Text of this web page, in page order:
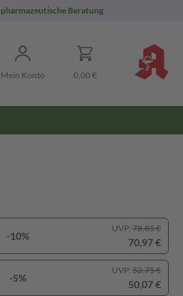
pharmazeutische Beratung
Mein Konto 0,00 €
-10%
UVP: 78,85 €
70,97 €
-5%
UVP: 52,75 €
50,07 €